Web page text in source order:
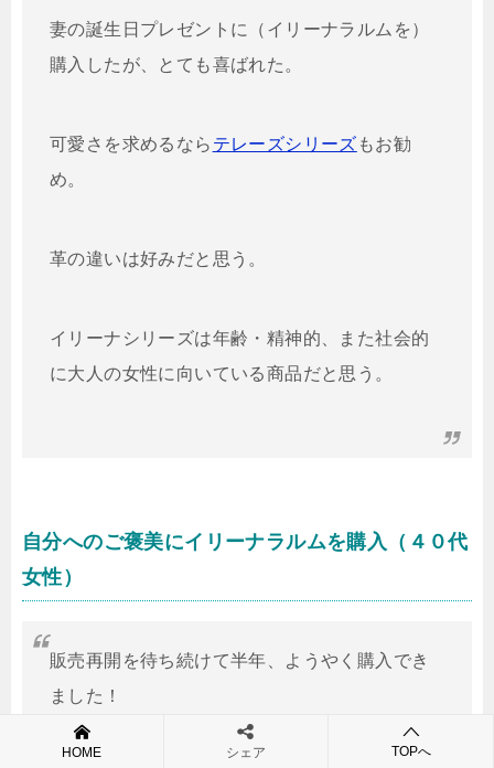
妻の誕生日プレゼントに（イリーナラルムを）
購入したが、とても喜ばれた。
可愛さを求めるなら テレーズシリーズ もお勧
め。
革の違いは好みだと思う。
イリーナシリーズは年齢・精神的、また社会的
に大人の女性に向いている商品だと思う。
自分へのご褒美にイリーナラルムを購入（４０代
女性）
販売再開を待ち続けて半年、ようやく購入でき
ました！
HOME シェア TOPへ